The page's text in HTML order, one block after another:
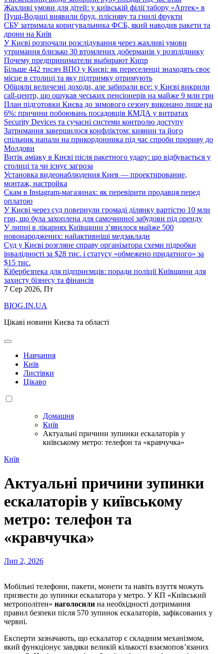
Жахливі умови для дітей: у київській філії табору «Артек» в
Пущі-Водиці виявили бруд, плісняву та гнилі фрукти
СБУ затримала коригувальника ФСБ, який наводив ракети та
дрони на Київ
У Києві розпочали розслідування через жахливі умови
утримання близько 30 втомлених доберманів у розпліднику
Почему предприниматели выбирают Кипр
Більше 442 тисяч ВПО у Києві: як переселенці знаходять своє
місце в столиці та яку підтримку отримують
Обіцяли величезні доходи, але забирали все: у Києві викрили
call-центр, що ошукав чеських пенсіонерів на майже 9 млн грн
План підготовки Києва до зимового сезону виконано лише на
6%: причини побоювань посадовців КМДА у витратах
Security Devices та сучасні системи контролю доступу
Затримання завершилося конфліктом: киянин та його
спільник напали на прикордонника під час спроби прориву до
Молдови
Витік аміаку в Києві після ракетного удару: що відбувається у
столиці та чи існує загроза
Установка видеонаблюдения Киев — проектирование,
монтаж, настройка
Скам в Instagram-магазинах: як перевірити продавця перед
оплатою
У Києві через суд повернули громаді ділянку вартістю 10 млн
грн, що була захоплена для самочинної забудови під оренду
У липні в лікарнях Київщини з’явилося майже 500
новонароджених: найактивніші медзаклади
Суд у Києві розгляне справу організатора схеми підробки
інвалідності за $28 тис. і статусу «обмежено придатного» за
$15 тис.
Кібербезпека для підприємців: поради поліції Київщини для
захисту бізнесу та фінансів
7 Сер 2026, Пт
BIOG.IN.UA
Цікаві новини Києва та області
Навчання
Київ
Листівки
Цікаво
Домашня
Київ
Актуальні причини зупинки ескалаторів у
київському метро: телефон та «кравчучка»
Київ
Актуальні причини зупинки
ескалаторів у київському
метро: телефон та
«кравчучка»
Лип 2, 2026
Мобільні телефони, пакети, монети та навіть взуття можуть
призвести до зупинки ескалатора у метро. У КП «Київський
метрополітен» наголосили на необхідності дотримання
правил безпеки після 570 зупинок ескалаторів, зафіксованих у
червні.
Експерти зазначають, що ескалатор є складним механізмом,
який функціонує завдяки великій кількості взаємопов’язаних